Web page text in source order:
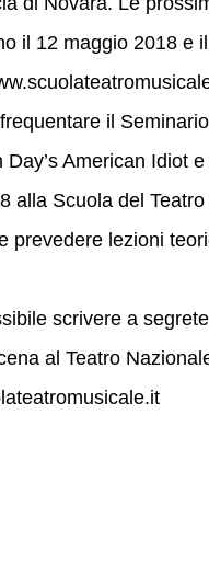
il 12 maggio 2018 e
il
American Idiot
alla Scuola del
prevedere lezioni
scrivere a
al Teatro